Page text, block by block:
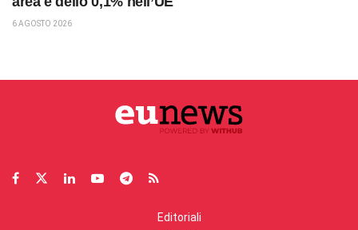
6 AGOSTO 2026
Editoriali